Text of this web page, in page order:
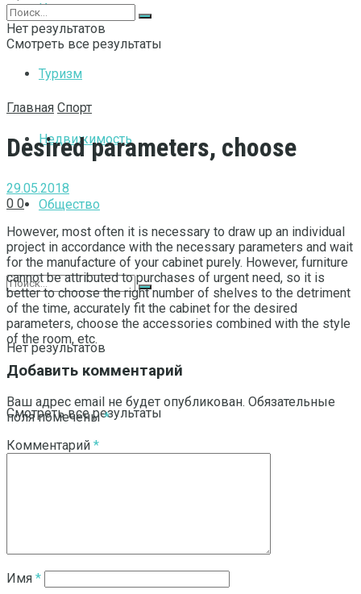
Интернет
Туризм
Недвижимость
Общество
Нет результатов
Смотреть все результаты
Нет результатов
Смотреть все результаты
Главная Спорт
Desired parameters, choose
29.05.2018
0 0
However, most often it is necessary to draw up an individual
project in accordance with the necessary parameters and wait
for the manufacture of your cabinet purely. However, furniture
cannot be attributed to purchases of urgent need, so it is
better to choose the right number of shelves to the detriment
of the time, accurately fit the cabinet for the desired
parameters, choose the accessories combined with the style
of the room, etc.
Добавить комментарий
Ваш адрес email не будет опубликован. Обязательные
поля помечены*
Комментарий *
Имя *